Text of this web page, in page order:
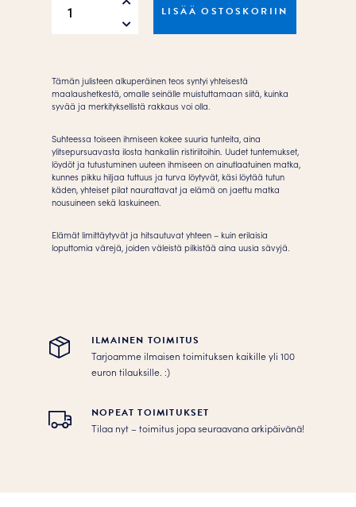
your
Juliste
määrä
LISÄÄ OSTOSKORIIN
Tämän julisteen alkuperäinen teos syntyi yhteisestä
maalaushetkestä, omalle seinälle muistuttamaan siitä, kuinka
syvää ja merkityksellistä rakkaus voi olla.
Suhteessa toiseen ihmiseen kokee suuria tunteita, aina
ylitsepursuavasta ilosta hankaliin ristiriitoihin. Uudet tuntemukset,
löydöt ja tutustuminen uuteen ihmiseen on ainutlaatuinen matka,
kunnes pikku hiljaa tuttuus ja turva löytyvät, käsi löytää tutun
käden, yhteiset pilat naurattavat ja elämä on jaettu matka
nousuineen sekä laskuineen.
Elämät limittäytyvät ja hitsautuvat yhteen – kuin erilaisia
loputtomia värejä, joiden väleistä pilkistää aina uusia sävyjä.
ILMAINEN TOIMITUS
Tarjoamme ilmaisen toimituksen kaikille yli 100
euron tilauksille. :­­)
NOPEAT TOIMITUKSET
Tilaa nyt – toimitus jopa seuraavana arkipäivänä!